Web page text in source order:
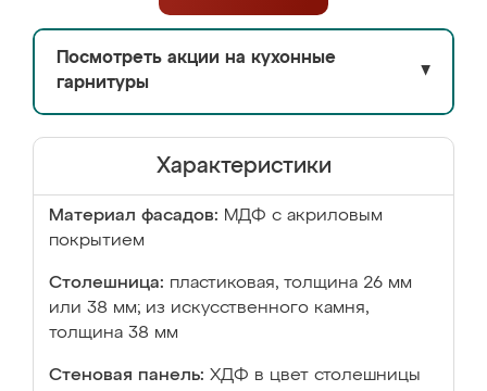
Посмотреть акции на кухонные
гарнитуры
▼
Характеристики
Материал фасадов: МДФ с акриловым
покрытием
Столешница: пластиковая, толщина 26 мм
или 38 мм; из искусственного камня,
толщина 38 мм
Стеновая панель: ХДФ в цвет столешницы